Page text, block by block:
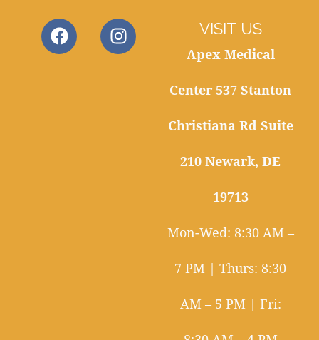
VISIT US
Apex Medical
Center 537 Stanton
Christiana Rd Suite
210 Newark, DE
19713
Mon-Wed: 8:30 AM –
7 PM | Thurs: 8:30
AM – 5 PM | Fri: